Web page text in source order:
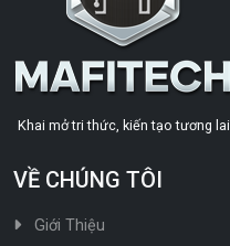
Khai mở tri thức, kiến tạo tương lai
VỀ CHÚNG TÔI
Giới Thiệu